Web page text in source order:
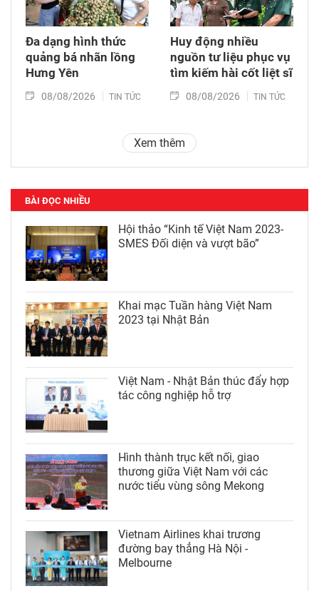
Đa dạng hình thức
quảng bá nhãn lồng
Hưng Yên
08/08/2026 TIN TỨC
Huy động nhiều
nguồn tư liệu phục vụ
tìm kiếm hài cốt liệt sĩ
08/08/2026 TIN TỨC
Xem thêm
BÀI ĐỌC NHIỀU
Hội thảo “Kinh tế Việt Nam 2023-
SMES Đối diện và vượt bão”
Khai mạc Tuần hàng Việt Nam
2023 tại Nhật Bản
Việt Nam - Nhật Bản thúc đẩy hợp
tác công nghiệp hỗ trợ
Hình thành trục kết nối, giao
thương giữa Việt Nam với các
nước tiểu vùng sông Mekong
Vietnam Airlines khai trương
đường bay thẳng Hà Nội -
Melbourne